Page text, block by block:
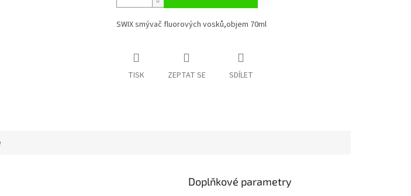
SWIX smývač fluorových vosků,objem 70ml
TISK ZEPTAT SE SDÍLET
Doplňkové parametry